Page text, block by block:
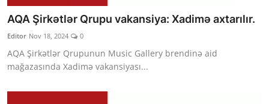
AQA Şirkətlər Qrupu vakansiya: Xadimə axtarılır.
Editor Nov 18, 2024 0
AQA Şirkətlər Qrupunun Music Gallery brendinə aid
mağazasında Xadimə vakansiyası...